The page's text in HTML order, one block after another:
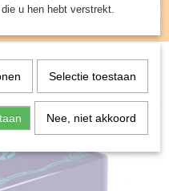
UW WINKELWAGEN
(0)
Ultimate Guard
- Faeries
u hen hebt verstrekt.
Selectie toestaan
Nee, niet akkoord